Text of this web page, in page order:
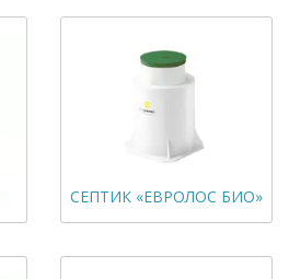
СЕПТИК «ЕВРОЛОС БИО»